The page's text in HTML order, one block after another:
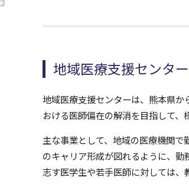
地域医療支援センタ
地域医療支援センターは、熊本県
おける医師偏在の解消を目指して、
主な事業として、地域の医療機関
のキャリア形成が図れるように、
志す医学生や若手医師に対しては